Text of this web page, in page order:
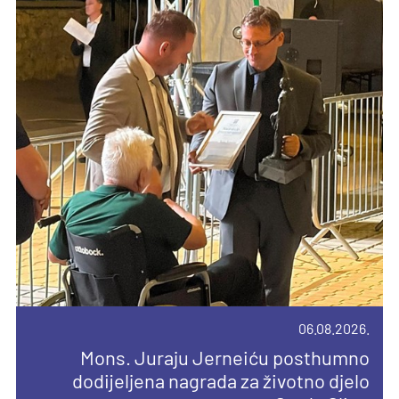
06.08.2026.
Mons. Juraju Jerneiću posthumno
dodijeljena nagrada za životno djelo
04.08.2026.
Novi broj Glasnika sv. Josipa posvećen
08.08.2026.
Devetnica uoči Velike Gospe u
Remetama
14.04.2026.
Priopćenje za javnost